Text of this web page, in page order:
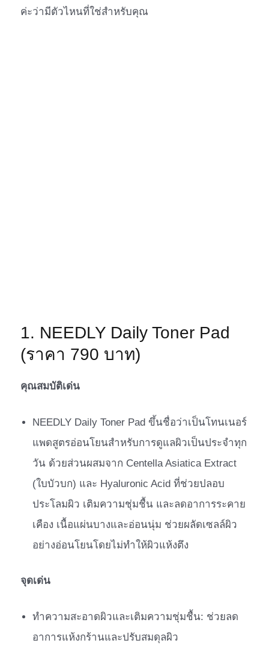
ค่ะว่ามีตัวไหนที่ใช่สำหรับคุณ
1. NEEDLY Daily Toner Pad
(ราคา 790 บาท)
คุณสมบัติเด่น
NEEDLY Daily Toner Pad ขึ้นชื่อว่าเป็นโทนเนอร์
แพดสูตรอ่อนโยนสำหรับการดูแลผิวเป็นประจำทุก
วัน ด้วยส่วนผสมจาก Centella Asiatica Extract
(ใบบัวบก) และ Hyaluronic Acid ที่ช่วยปลอบ
ประโลมผิว เติมความชุ่มชื้น และลดอาการระคาย
เคือง เนื้อแผ่นบางและอ่อนนุ่ม ช่วยผลัดเซลล์ผิว
อย่างอ่อนโยนโดยไม่ทำให้ผิวแห้งตึง
จุดเด่น
ทำความสะอาดผิวและเติมความชุ่มชื้น: ช่วยลด
อาการแห้งกร้านและปรับสมดุลผิว